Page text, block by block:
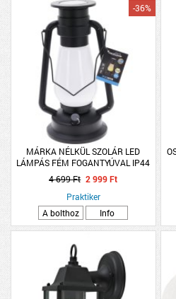
MÁRKA NÉLKÜL SZOLÁR LED
LÁMPÁS FÉM FOGANTYÚVAL IP44
MELEG FEHÉR 14X30CM FEKETE
-36%
4 699 Ft 2 999 Ft
Praktiker
A bolthoz
Info